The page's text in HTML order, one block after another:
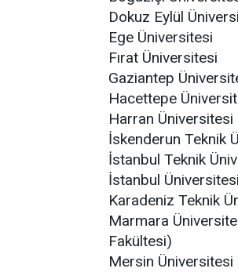
Dokuz Eylül
Ege Üniversitesi
Fırat Üniversitesi
Gaziantep
Hacettepe
Harran Üniversitesi
İskenderun Teknik
İstanbul Teknik
İstanbul
Karadeniz Teknik
Marmara
Fakültesi)
Mersin Üniversitesi